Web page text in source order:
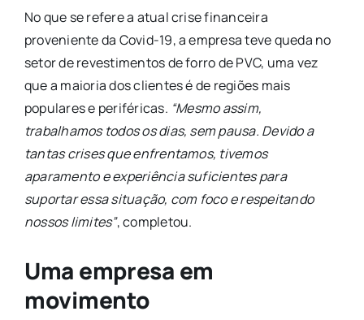
No que se refere a atual crise financeira
proveniente da Covid-19, a empresa teve queda no
setor de revestimentos de forro de PVC, uma vez
que a maioria dos clientes é de regiões mais
populares e periféricas. “Mesmo assim,
trabalhamos todos os dias, sem pausa. Devido a
tantas crises que enfrentamos, tivemos
aparamento e experiência suficientes para
suportar essa situação, com foco e respeitando
nossos limites”, completou.
Uma empresa em
movimento